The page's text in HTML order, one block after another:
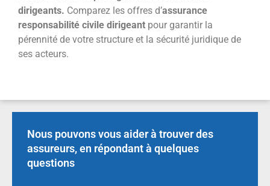
dirigeants. Comparez les offres d’assurance
responsabilité civile dirigeant pour garantir la
pérennité de votre structure et la sécurité juridique de
ses acteurs.
Nous pouvons vous aider à trouver des
assureurs, en répondant à quelques
questions